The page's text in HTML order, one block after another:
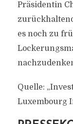
Präsidentin
es noch zu
Quelle:
Luxembourg